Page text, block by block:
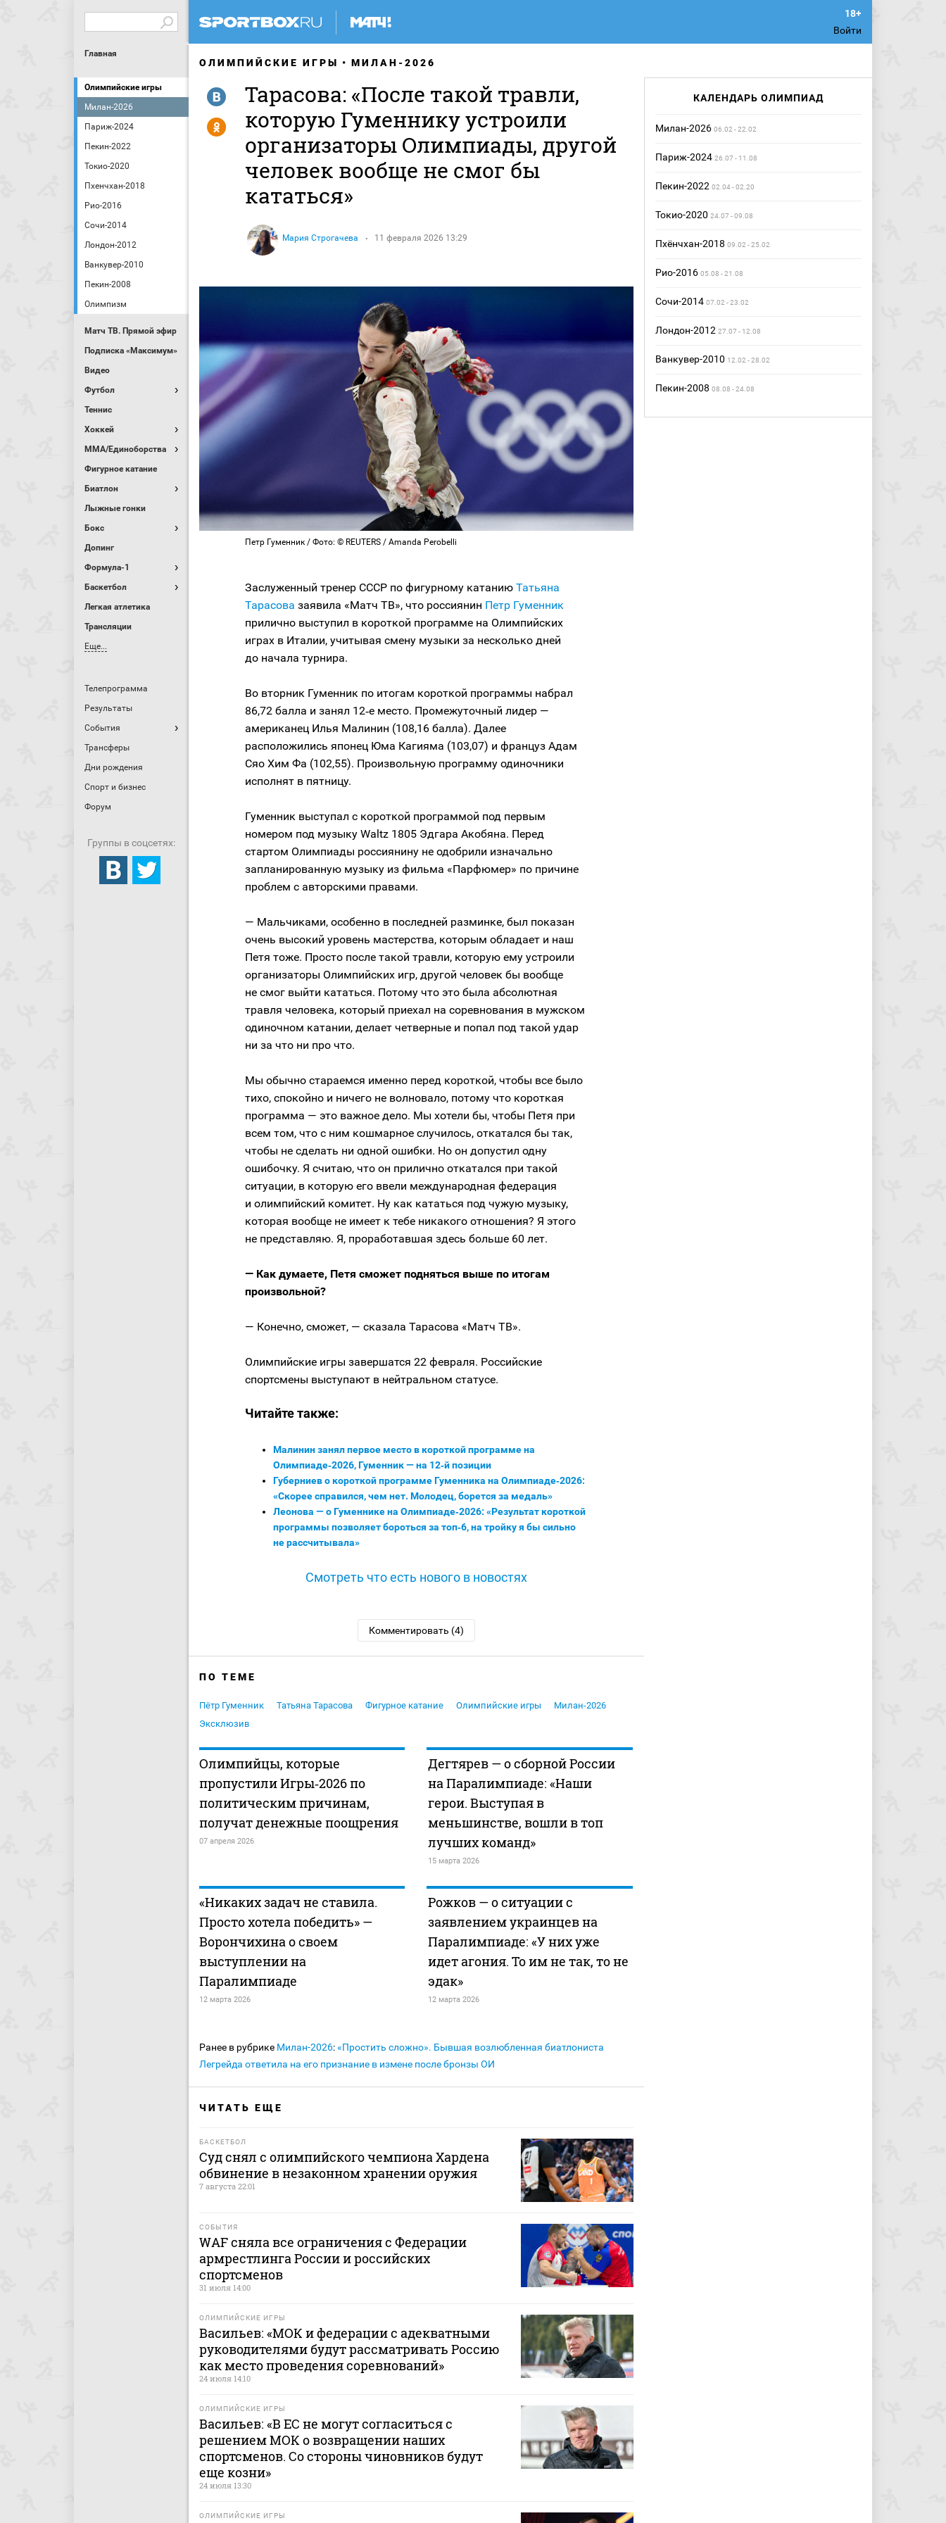
Войти
Главная
Олимпийские игры
Милан-2026
Париж-2024
Пекин-2022
Токио-2020
Пхенчхан-2018
Рио-2016
Сочи-2014
Лондон-2012
Ванкувер-2010
Пекин-2008
Олимпизм
Матч ТВ. Прямой эфир
Подписка «Максимум»
Видео
Футбол
Теннис
Хоккей
MMA/Единоборства
Фигурное катание
Биатлон
Лыжные гонки
Бокс
Допинг
Формула-1
Баскетбол
Легкая атлетика
Трансляции
Еще...
Телепрограмма
Результаты
События
Трансферы
Дни рождения
Спорт и бизнес
Форум
Группы в соцсетях:
ОЛИМПИЙСКИЕ ИГРЫ МИЛАН-2026
Тарасова: «После такой травли,
которую Гуменнику устроили
организаторы Олимпиады, другой
человек вообще не смог бы
кататься»
Мария Строгачева 11 февраля 2026 13:29
R
Y
Петр Гуменник / Фото: © REUTERS / Amanda Perobelli
Заслуженный тренер СССР по фигурному катанию Татьяна
Тарасова заявила «Матч ТВ», что россиянин Петр Гуменник
прилично выступил в короткой программе на Олимпийских
играх в Италии, учитывая смену музыки за несколько дней
до начала турнира.
Во вторник Гуменник по итогам короткой программы набрал
86,72 балла и занял 12‑е место. Промежуточный лидер —
американец Илья Малинин (108,16 балла). Далее
расположились японец Юма Кагияма (103,07) и француз Адам
Сяо Хим Фа (102,55). Произвольную программу одиночники
исполнят в пятницу.
Гуменник выступал с короткой программой под первым
номером под музыку Waltz 1805 Эдгара Акобяна. Перед
стартом Олимпиады россиянину не одобрили изначально
запланированную музыку из фильма «Парфюмер» по причине
проблем с авторскими правами.
— Мальчиками, особенно в последней разминке, был показан
очень высокий уровень мастерства, которым обладает и наш
Петя тоже. Просто после такой травли, которую ему устроили
организаторы Олимпийских игр, другой человек бы вообще
не смог выйти кататься. Потому что это была абсолютная
травля человека, который приехал на соревнования в мужском
одиночном катании, делает четверные и попал под такой удар
ни за что ни про что.
Мы обычно стараемся именно перед короткой, чтобы все было
тихо, спокойно и ничего не волновало, потому что короткая
программа — это важное дело. Мы хотели бы, чтобы Петя при
всем том, что с ним кошмарное случилось, откатался бы так,
чтобы не сделать ни одной ошибки. Но он допустил одну
ошибочку. Я считаю, что он прилично откатался при такой
ситуации, в которую его ввели международная федерация
и олимпийский комитет. Ну как кататься под чужую музыку,
которая вообще не имеет к тебе никакого отношения? Я этого
не представляю. Я, проработавшая здесь больше 60 лет.
— Как думаете, Петя сможет подняться выше по итогам
произвольной?
— Конечно, сможет, — сказала Тарасова «Матч ТВ».
Олимпийские игры завершатся 22 февраля. Российские
спортсмены выступают в нейтральном статусе.
Читайте также:
Малинин занял первое место в короткой программе на
Олимпиаде‑2026, Гуменник — на 12‑й позиции
Губерниев о короткой программе Гуменника на Олимпиаде‑2026:
«Скорее справился, чем нет. Молодец, борется за медаль»
Леонова — о Гуменнике на Олимпиаде‑2026: «Результат короткой
программы позволяет бороться за топ‑6, на тройку я бы сильно
не рассчитывала»
Смотреть что есть нового в новостях
Комментировать (4)
ПО ТЕМЕ
Пётр Гуменник Татьяна Тарасова Фигурное катание Олимпийские игры
Милан-2026
Эксклюзив
Олимпийцы, которые
пропустили Игры‑2026 по
политическим причинам,
получат денежные поощрения
07 апреля 2026
Дегтярев — о сборной России
на Паралимпиаде: «Наши
герои. Выступая в
меньшинстве, вошли в топ
лучших команд»
15 марта 2026
«Никаких задач не ставила.
Просто хотела победить» —
Ворончихина о своем
выступлении на
Паралимпиаде
12 марта 2026
Рожков — о ситуации с
заявлением украинцев на
Паралимпиаде: «У них уже
идет агония. То им не так, то не
эдак»
12 марта 2026
Ранее в рубрике Милан-2026:«Простить сложно». Бывшая возлюбленная биатлониста
Легрейда ответила на его признание в измене после бронзы ОИ
ЧИТАТЬ ЕЩЕ
БАСКЕТБОЛ
Суд снял с олимпийского чемпиона Хардена
обвинение в незаконном хранении оружия
7 августа 22:01
СОБЫТИЯ
WAF сняла все ограничения с Федерации
армрестлинга России и российских
спортсменов
31 июля 14:00
ОЛИМПИЙСКИЕ ИГРЫ
Васильев: «МОК и федерации с адекватными
руководителями будут рассматривать Россию
как место проведения соревнований»
24 июля 14:10
ОЛИМПИЙСКИЕ ИГРЫ
Васильев: «В ЕС не могут согласиться с
решением МОК о возвращении наших
спортсменов. Со стороны чиновников будут
еще козни»
24 июля 13:30
ОЛИМПИЙСКИЕ ИГРЫ
КАЛЕНДАРЬ ОЛИМПИАД
Милан-2026 06.02 - 22.02
Париж-2024 26.07 - 11.08
Пекин-2022 02.04 - 02.20
Токио-2020 24.07 - 09.08
Пхёнчхан-2018 09.02 - 25.02
Рио-2016 05.08 - 21.08
Сочи-2014 07.02 - 23.02
Лондон-2012 27.07 - 12.08
Ванкувер-2010 12.02 - 28.02
Пекин-2008 08.08 - 24.08